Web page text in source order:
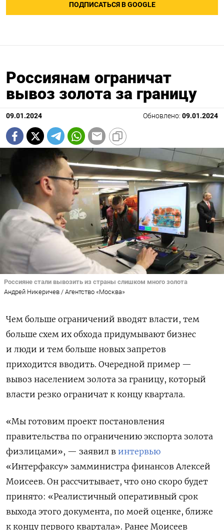
ПОДПИСАТЬСЯ В GOOGLE
Россиянам ограничат
вывоз золота за границу
09.01.2024 Обновлено: 09.01.2024
Россияне стали вывозить из страны слишком много золота
Андрей Никеричев / Агентство «Москва»
Чем больше ограничений вводят власти, тем
больше схем их обхода придумывают бизнес
и люди и тем больше новых запретов
приходится вводить. Очередной пример —
вывоз населением золота за границу, который
власти резко ограничат к концу квартала.
«Мы готовим проект постановления
правительства по ограничению экспорта золота
физлицами», — заявил в интервью
«Интерфаксу» замминистра финансов Алексей
Моисеев. Он рассчитывает, что оно скоро будет
принято: «Реалистичный оперативный срок
выхода этого документа, по моей оценке, ближе
к концу первого квартала». Ранее Моисеев